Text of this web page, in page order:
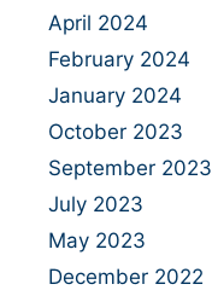
April 2024
February 2024
January 2024
October 2023
September 2023
July 2023
May 2023
December 2022